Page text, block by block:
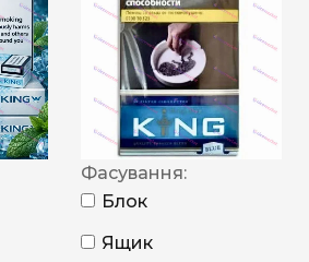
Фасування:
Блок
Ящик